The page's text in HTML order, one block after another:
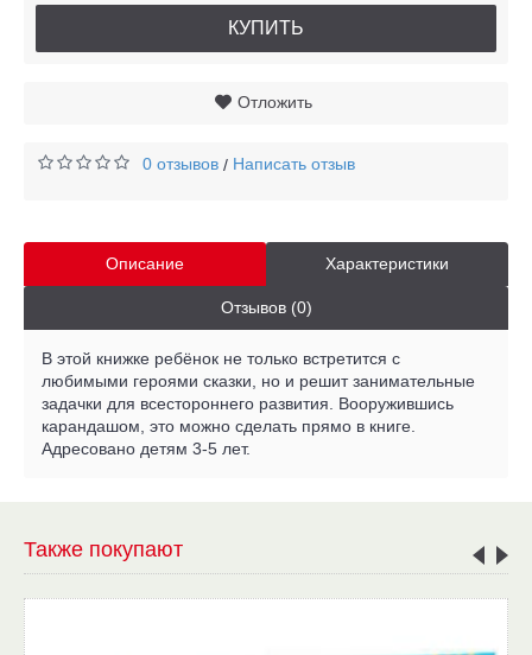
КУПИТЬ
Отложить
0 отзывов / Написать отзыв
Описание Характеристики
Отзывов (0)
В этой книжке ребёнок не только встретится с
любимыми героями сказки, но и решит занимательные
задачки для всестороннего развития. Вооружившись
карандашом, это можно сделать прямо в книге.
Адресовано детям 3-5 лет.
Также покупают